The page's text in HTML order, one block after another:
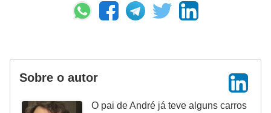
Sobre o autor
O pai de André já teve alguns carros